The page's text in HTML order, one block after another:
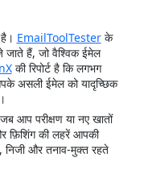
EmailToolTesterके
हैं, जो वैश्विक ईमेल
की रिपोर्ट है कि लगभग
असली ईमेल को यादृच्छिक
आप परीक्षण या नए खातों
फ़िशिंग की लहरें आपकी
और तनाव-मुक्त रहते